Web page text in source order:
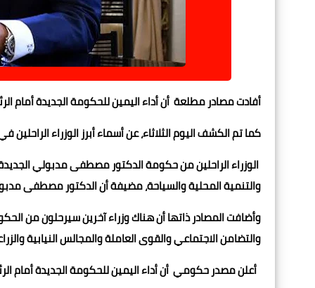
أفادت مصادر مطلعة أن أداء اليمين للحكومة الجديدة أمام
كما تم الكشف اليوم الثلاثاء، عن أسماء أبرز الوزراء الراحلين
الوزراء الراحلين من حكومة الدكتور مصطفى مدبولي الجديدة
والتنمية المحلية والسياحة، مضيفة أن الدكتور مصطفى
وأضافت المصادر ذاتها أن هناك وزراء آخرين سيرحلون من
والتضامن الاجتماعي والقوى العاملة والمجالس النيابية
أعلن مصدر حكومي أن أداء اليمين للحكومة الجديدة